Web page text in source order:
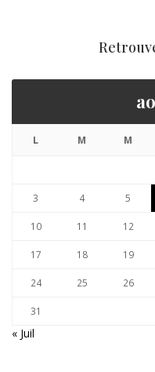
L M M
3 4 5
10 11 12
17 18 19
24 25 26
31
« Juil